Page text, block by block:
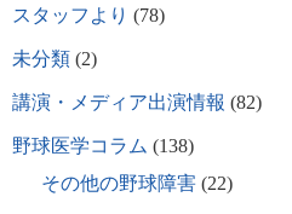
スタッフより (78)
未分類 (2)
講演・メディア出演情報 (82)
野球医学コラム (138)
その他の野球障害 (22)